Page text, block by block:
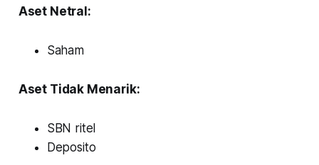
Aset Netral:
Saham
Aset Tidak Menarik:
SBN ritel
Deposito